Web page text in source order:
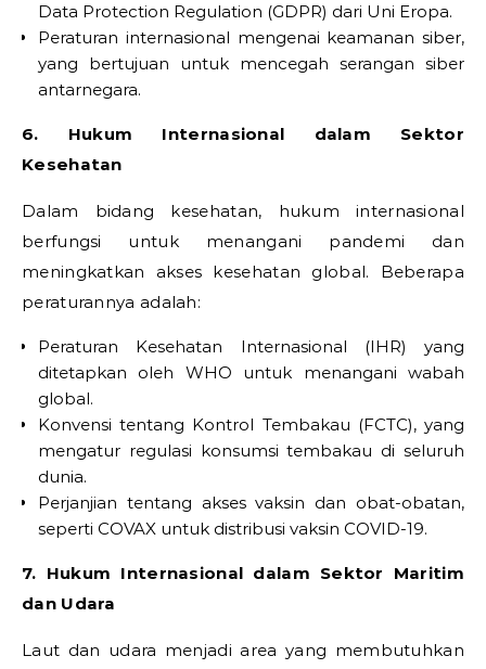
Data Protection Regulation (GDPR) dari Uni Eropa.
Peraturan internasional mengenai keamanan siber,
yang bertujuan untuk mencegah serangan siber
antarnegara.
6. Hukum Internasional dalam Sektor
Kesehatan
Dalam bidang kesehatan, hukum internasional
berfungsi untuk menangani pandemi dan
meningkatkan akses kesehatan global. Beberapa
peraturannya adalah:
Peraturan Kesehatan Internasional (IHR) yang
ditetapkan oleh WHO untuk menangani wabah
global.
Konvensi tentang Kontrol Tembakau (FCTC), yang
mengatur regulasi konsumsi tembakau di seluruh
dunia.
Perjanjian tentang akses vaksin dan obat-obatan,
seperti COVAX untuk distribusi vaksin COVID-19.
7. Hukum Internasional dalam Sektor Maritim
dan Udara
Laut dan udara menjadi area yang membutuhkan